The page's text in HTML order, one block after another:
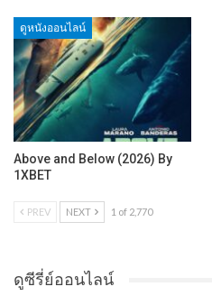
ดูหนังออนไลน์
Above and Below (2026) By
1XBET
PREV NEXT 1 of 2,770
ดูซีรี่ย์ออนไลน์